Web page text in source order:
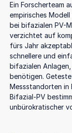
Ein Forscherteam
empirisches
bei bifazialen PV-
verzichtet auf
fürs Jahr
schnellere und
bifazialen
benötigen.
Messstandorten in
Bifazial-PV
unbürokratischer